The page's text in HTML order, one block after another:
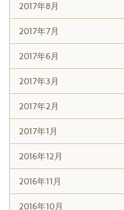
2017年8月
2017年7月
2017年6月
2017年3月
2017年2月
2017年1月
2016年12月
2016年11月
2016年10月